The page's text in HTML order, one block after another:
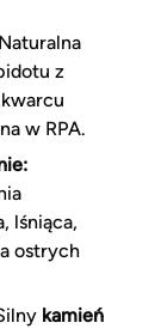
z
w RPA.
lśniąca,
ostrych
kamień